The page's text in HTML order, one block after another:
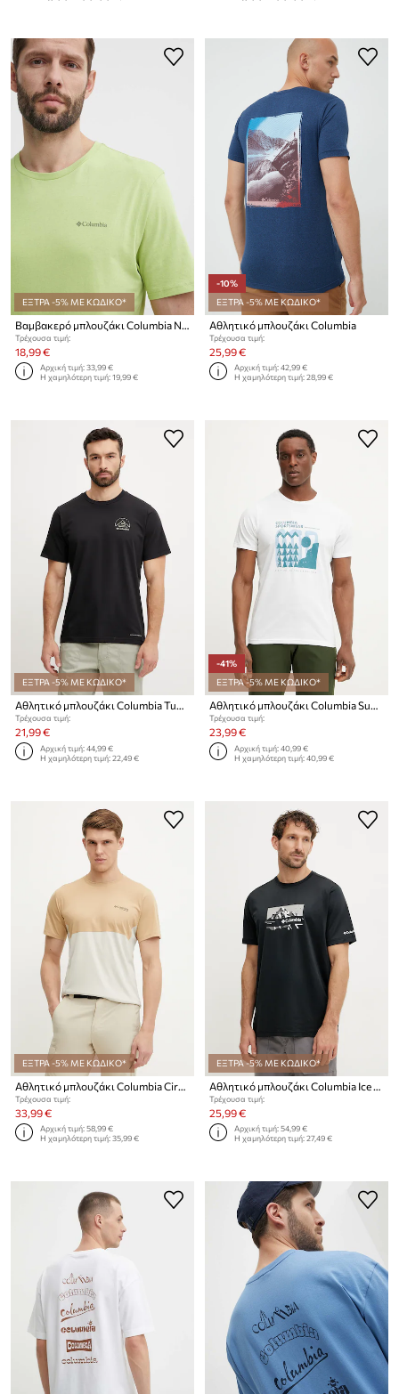
ΕΞΤΡΑ -5% ΜΕ ΚΩΔΙΚΟ*
Βαμβακερό μπλουζάκι Columbia North Cascades
Τρέχουσα τιμή:
18,99 €
Αρχική τιμή:33,99 €
Η χαμηλότερη τιμή:19,99 €
-10%
ΕΞΤΡΑ -5% ΜΕ ΚΩΔΙΚΟ*
Αθλητικό μπλουζάκι Columbia
Τρέχουσα τιμή:
25,99 €
Αρχική τιμή:42,99 €
Η χαμηλότερη τιμή:28,99 €
ΕΞΤΡΑ -5% ΜΕ ΚΩΔΙΚΟ*
Αθλητικό μπλουζάκι Columbia Tunnel Valley
Τρέχουσα τιμή:
21,99 €
Αρχική τιμή:44,99 €
Η χαμηλότερη τιμή:22,49 €
-41%
ΕΞΤΡΑ -5% ΜΕ ΚΩΔΙΚΟ*
Αθλητικό μπλουζάκι Columbia Sun Trek
Τρέχουσα τιμή:
23,99 €
Αρχική τιμή:40,99 €
Η χαμηλότερη τιμή:40,99 €
ΕΞΤΡΑ -5% ΜΕ ΚΩΔΙΚΟ*
Τρέχουσα τιμή:
33,99 €
Αρχική τιμή:58,99 €
Η χαμηλότερη τιμή:35,99 €
ΕΞΤΡΑ -5% ΜΕ ΚΩΔΙΚΟ*
Τρέχουσα τιμή:
25,99 €
Αρχική τιμή:54,99 €
Η χαμηλότερη τιμή:27,49 €